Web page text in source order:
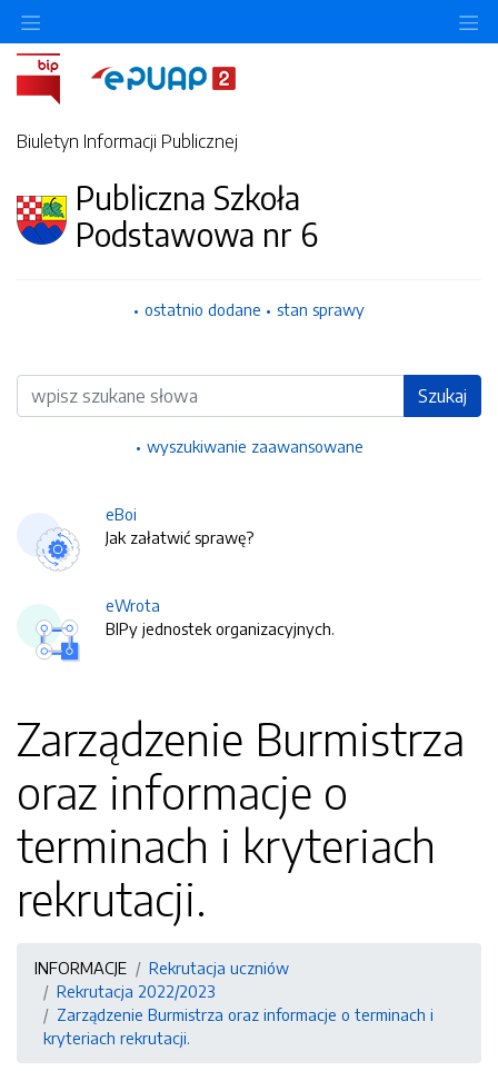
Biuletyn Informacji Publicznej
Publiczna Szkoła
Podstawowa nr 6
ostatnio dodane stan sprawy
Wyszukiwarka Szukaj
wyszukiwanie zaawansowane
eBoi
Jak załatwić sprawę?
eWrota
BIPy jednostek organizacyjnych.
Zarządzenie Burmistrza
oraz informacje o
terminach i kryteriach
rekrutacji.
INFORMACJE
Rekrutacja uczniów
Rekrutacja 2022/2023
Zarządzenie Burmistrza oraz informacje o terminach i
kryteriach rekrutacji.